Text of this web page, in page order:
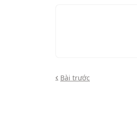
Bài trước